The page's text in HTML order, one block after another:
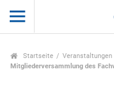
Startseite Veranstaltungen
Mitgliederversammlung des